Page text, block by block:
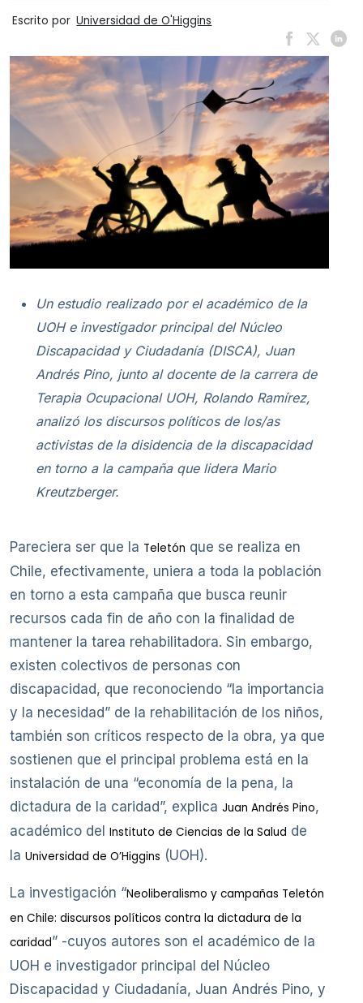
Escrito por Universidad de O'Higgins
Un estudio realizado por el académico de la
UOH e investigador principal del Núcleo
Discapacidad y Ciudadanía (DISCA), Juan
Andrés Pino, junto al docente de la carrera de
Terapia Ocupacional UOH, Rolando Ramírez,
analizó los discursos políticos de los/as
activistas de la disidencia de la discapacidad
en torno a la campaña que lidera Mario
Kreutzberger.
Pareciera ser que la Teletón que se realiza en
Chile, efectivamente, uniera a toda la población
en torno a esta campaña que busca reunir
recursos cada fin de año con la finalidad de
mantener la tarea rehabilitadora. Sin embargo,
existen colectivos de personas con
discapacidad, que reconociendo “la importancia
y la necesidad” de la rehabilitación de los niños,
también son críticos respecto de la obra, ya que
sostienen que el principal problema está en la
instalación de una “economía de la pena, la
dictadura de la caridad”, explica Juan Andrés Pino,
académico del Instituto de Ciencias de la Salud de
la Universidad de O’Higgins (UOH).
La investigación “Neoliberalismo y campañas Teletón
en Chile: discursos políticos contra la dictadura de la
caridad” -cuyos autores son el académico de la
UOH e investigador principal del Núcleo
Discapacidad y Ciudadanía, Juan Andrés Pino, y